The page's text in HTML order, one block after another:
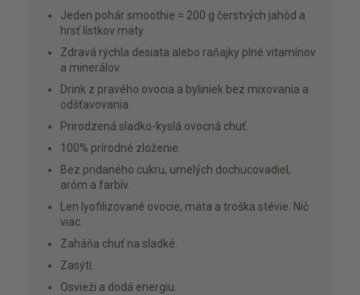
Jeden pohár smoothie = 200 g čerstvých jahôd a
hrsť lístkov mäty.
Zdravá rýchla desiata alebo raňajky plné vitamínov
a minerálov.
Drink z pravého ovocia a byliniek bez mixovania a
odšťavovania.
Prirodzená sladko-kyslá ovocná chuť.
100% prírodné zloženie.
Bez pridaného cukru, umelých dochucovadiel,
aróm a farbív.
Len lyofilizované ovocie, mäta a troška stévie. Nič
viac.
Zaháňa chuť na sladké.
Zasýti.
Osvieži a dodá energiu.